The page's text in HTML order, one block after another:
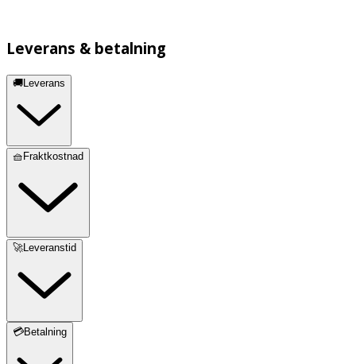
Leverans & betalning
🚚Leverans
🧺Fraktkostnad
🚀Leveranstid
💳Betalning